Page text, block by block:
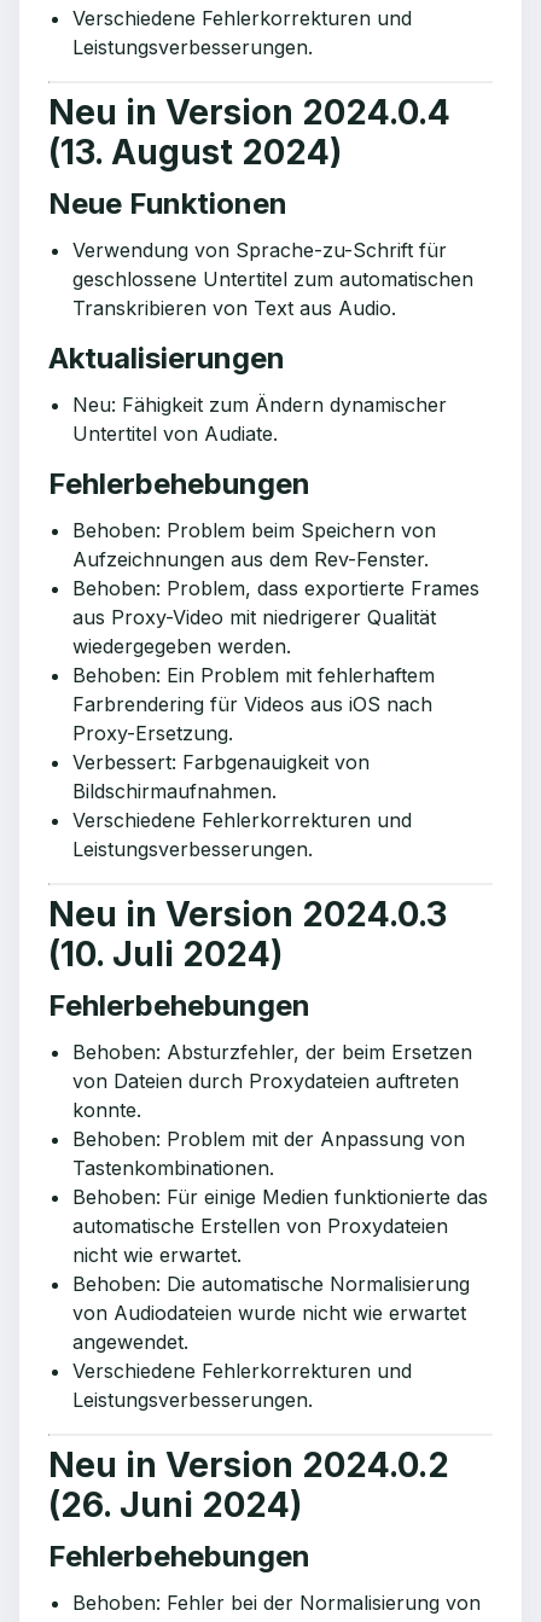
Verschiedene Fehlerkorrekturen und
Leistungsverbesserungen.
Neu in Version 2024.0.4
(13. August 2024)
Neue Funktionen
Verwendung von Sprache-zu-Schrift für
geschlossene Untertitel zum automatischen
Transkribieren von Text aus Audio.
Aktualisierungen
Neu: Fähigkeit zum Ändern dynamischer
Untertitel von Audiate.
Fehlerbehebungen
Behoben: Problem beim Speichern von
Aufzeichnungen aus dem Rev-Fenster.
Behoben: Problem, dass exportierte Frames
aus Proxy-Video mit niedrigerer Qualität
wiedergegeben werden.
Behoben: Ein Problem mit fehlerhaftem
Farbrendering für Videos aus iOS nach
Proxy-Ersetzung.
Verbessert: Farbgenauigkeit von
Bildschirmaufnahmen.
Verschiedene Fehlerkorrekturen und
Leistungsverbesserungen.
Neu in Version 2024.0.3
(10. Juli 2024)
Fehlerbehebungen
Behoben: Absturzfehler, der beim Ersetzen
von Dateien durch Proxydateien auftreten
konnte.
Behoben: Problem mit der Anpassung von
Tastenkombinationen.
Behoben: Für einige Medien funktionierte das
automatische Erstellen von Proxydateien
nicht wie erwartet.
Behoben: Die automatische Normalisierung
von Audiodateien wurde nicht wie erwartet
angewendet.
Verschiedene Fehlerkorrekturen und
Leistungsverbesserungen.
Neu in Version 2024.0.2
(26. Juni 2024)
Fehlerbehebungen
Behoben: Fehler bei der Normalisierung von